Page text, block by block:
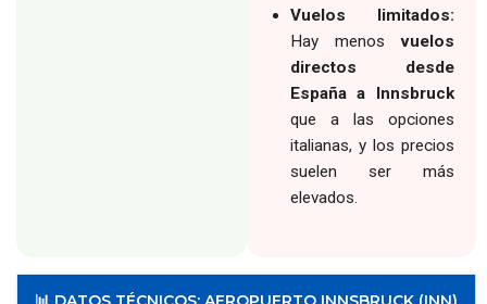
Vuelos limitados:
Hay menosvuelos
directos desde
España a Innsbruck
que a las opciones
italianas, y los precios
suelen ser más
elevados.